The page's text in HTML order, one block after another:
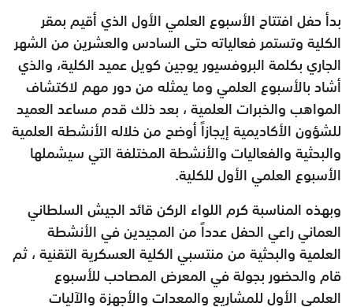
بدأ حفل افتتاح الأسبوع العلمي الأول الذي أقيم بمقر
الكلية وتستمر فعالياته حتى السادس والعشرين من الشهر
الجاري بكلمة البروفسيور يوجين كويل عميد الكلية، والذي
أشاد بالأسبوع العلمي وما يمثله من دور مهم لاكتشاف
المواهب والخبرات العلمية ، بعد ذلك قدم مساعد العميد
للشؤون الأكاديمية إيجازاً أوضح من خلاله الأنشطة العلمية
والبحثية والفعاليات والأنشطة المختلفة التي سيشملها
الأسبوع العلمي الأول للكلية.
وبهذه المناسبة كرم اللواء الركن قائد الجيش السلطاني
العماني راعي الحفل عدداً من المجيدين في الأنشطة
العلمية والبحثية من منتسبي الكلية العسكرية التقنية ، ثم
قام والحضور بجولة في المعرض المصاحب للأسبوع
العلمي الأول للمشاريع والمعدات والأجهزة والآليات